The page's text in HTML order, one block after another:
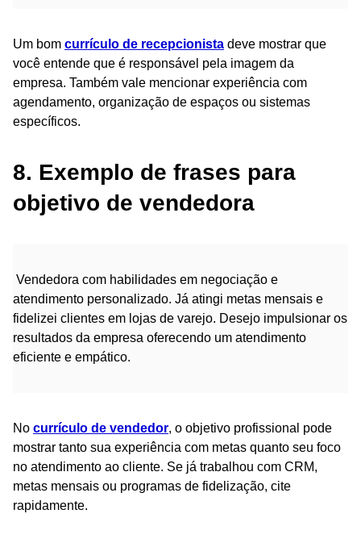
Um bom currículo de recepcionista deve mostrar que
você entende que é responsável pela imagem da
empresa. Também vale mencionar experiência com
agendamento, organização de espaços ou sistemas
específicos.
8. Exemplo de frases para
objetivo de vendedora
Vendedora com habilidades em negociação e
atendimento personalizado. Já atingi metas mensais e
fidelizei clientes em lojas de varejo. Desejo impulsionar os
resultados da empresa oferecendo um atendimento
eficiente e empático.
No currículo de vendedor, o objetivo profissional pode
mostrar tanto sua experiência com metas quanto seu foco
no atendimento ao cliente. Se já trabalhou com CRM,
metas mensais ou programas de fidelização, cite
rapidamente.